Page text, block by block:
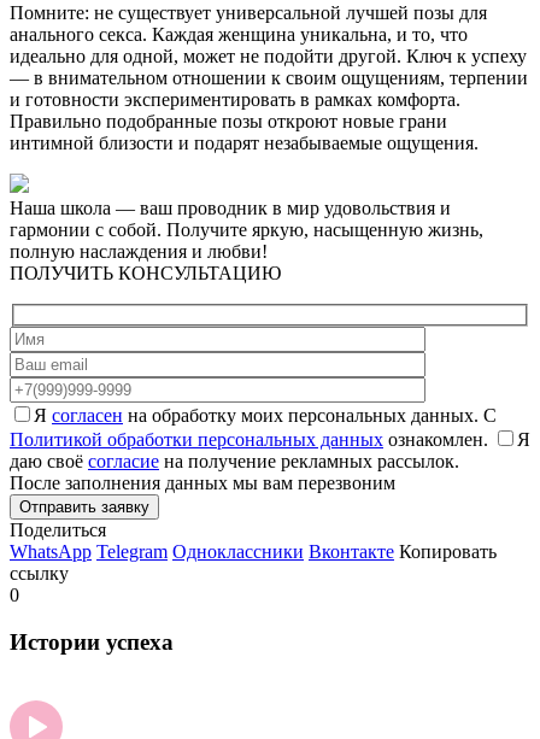
Помните: не существует универсальной лучшей позы для
анального секса. Каждая женщина уникальна, и то, что
идеально для одной, может не подойти другой. Ключ к успеху
— в внимательном отношении к своим ощущениям, терпении
и готовности экспериментировать в рамках комфорта.
Правильно подобранные позы откроют новые грани
интимной близости и подарят незабываемые ощущения.
Наша школа — ваш проводник в мир удовольствия и
гармонии с собой. Получите яркую, насыщенную жизнь,
полную наслаждения и любви!
ПОЛУЧИТЬ КОНСУЛЬТАЦИЮ
Я согласен на обработку моих персональных данных. С
Политикой обработки персональных данных ознакомлен.
Я
даю своё согласие на получение рекламных рассылок.
После заполнения данных мы вам перезвоним
Поделиться
WhatsApp Telegram Одноклассники Вконтакте Копировать
ссылку
0
Истории успеха